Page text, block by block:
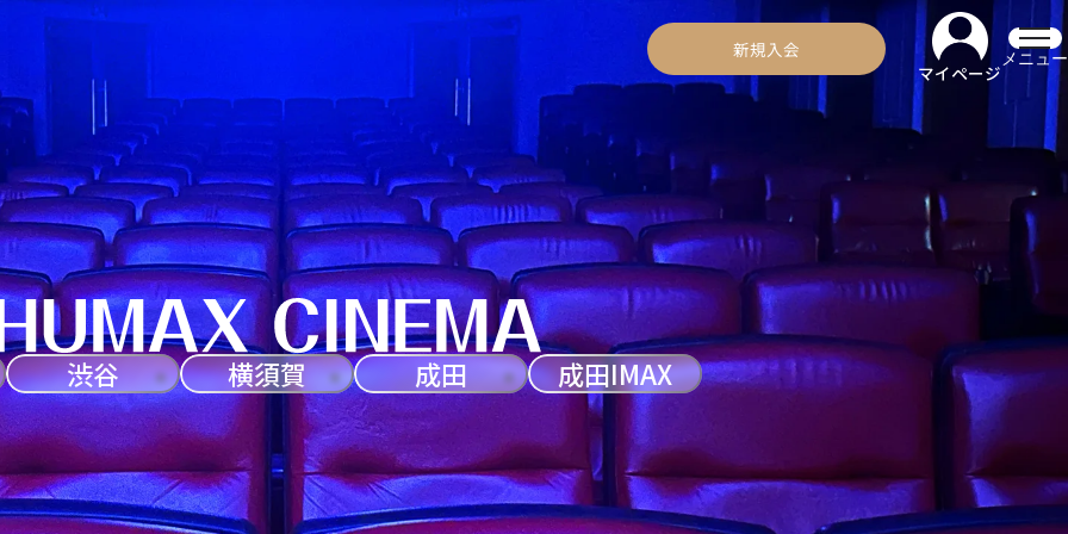
新規入会
マイページ
メニュー
渋谷 横須賀 成田 成田IMAX